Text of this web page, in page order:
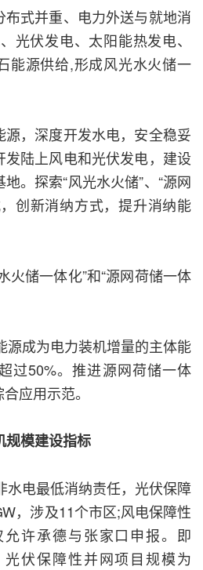
式并重、电力外送与就地消
光伏发电、太阳能热发电、
能源供给,形成风光水火储一
，深度开发水电，安全稳妥
陆上风电和光伏发电，建设
。探索“风光水火储”、“源网
创新消纳方式，提升消纳能
火储一体化”和“源网荷储一体
源成为电力装机增量的主体能
过50%。推进源网荷储一体
应用示范。
规模建设指标
水电最低消纳责任，光伏保障
，涉及11个市区;风电保障性
许承德与张家口申报。即
伏保障性并网项目规模为